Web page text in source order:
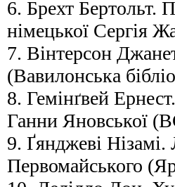
6. Брехт Бертольт.
німецької Сергія
7. Вінтерсон
(Вавилонська
8. Гемінґвей
Ганни Яновської
9. Ґянджеві
Первомайського